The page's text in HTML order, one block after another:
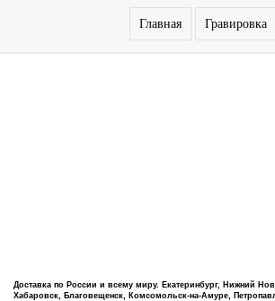
Главная Гравировка
Доставка по России и всему миру. Екатеринбург, Нижний
Хабаровск, Благовещенск, Комсомольск-на-Амуре,